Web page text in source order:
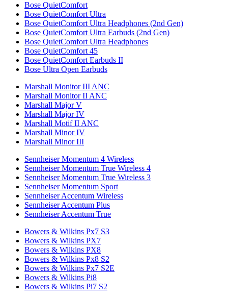
Bose QuietComfort
Bose QuietComfort Ultra
Bose QuietComfort Ultra Headphones (2nd Gen)
Bose QuietComfort Ultra Earbuds (2nd Gen)
Bose QuietComfort Ultra Headphones
Bose QuietComfort 45
Bose QuietComfort Earbuds II
Bose Ultra Open Earbuds
Marshall Monitor III ANC
Marshall Monitor II ANC
Marshall Major V
Marshall Major IV
Marshall Motif II ANC
Marshall Minor IV
Marshall Minor III
Sennheiser Momentum 4 Wireless
Sennheiser Momentum True Wireless 4
Sennheiser Momentum True Wireless 3
Sennheiser Momentum Sport
Sennheiser Accentum Wireless
Sennheiser Accentum Plus
Sennheiser Accentum True
Bowers & Wilkins Px7 S3
Bowers & Wilkins PX7
Bowers & Wilkins PX8
Bowers & Wilkins Px8 S2
Bowers & Wilkins Px7 S2E
Bowers & Wilkins Pi8
Bowers & Wilkins Pi7 S2